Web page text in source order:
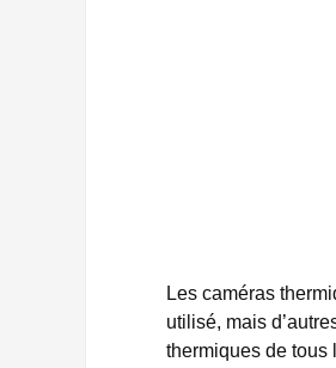
Les caméras
utilisé, mais
thermiques de tous